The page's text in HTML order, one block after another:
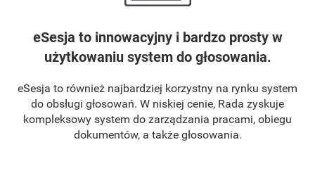
eSesja to innowacyjny i bardzo prosty w
użytkowaniu system do głosowania.
eSesja to również najbardziej korzystny na rynku system
do obsługi głosowań. W niskiej cenie, Rada zyskuje
kompleksowy system do zarządzania pracami, obiegu
dokumentów, a także głosowania.